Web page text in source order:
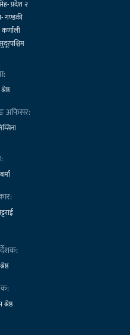
प्रदेश २
गण्डकी
अफिसर: